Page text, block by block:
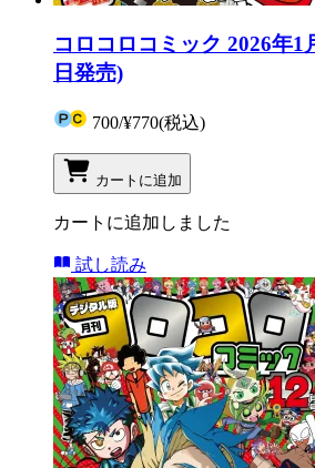
コロコロコミック 2026年1
日発売)
700/¥770(税込)
カートに追加
カートに追加しました
試し読み